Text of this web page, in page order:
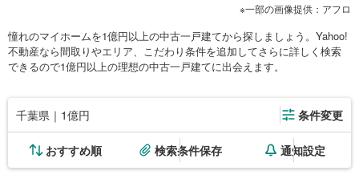
一部の画像提供：アフロ
憧れのマイホームを1億円以上の中古一戸建てから探しましょう。Yahoo!
不動産なら間取りやエリア、こだわり条件を追加してさらに詳しく検索
できるので1億円以上の理想の中古一戸建てに出会えます。
千葉県｜1億円 条件変更
おすすめ順 検索条件保存 通知設定